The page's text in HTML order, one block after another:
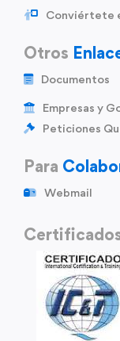
Conviértete
Otros
Documentos
Empresas y
Peticiones
Para
Webmail